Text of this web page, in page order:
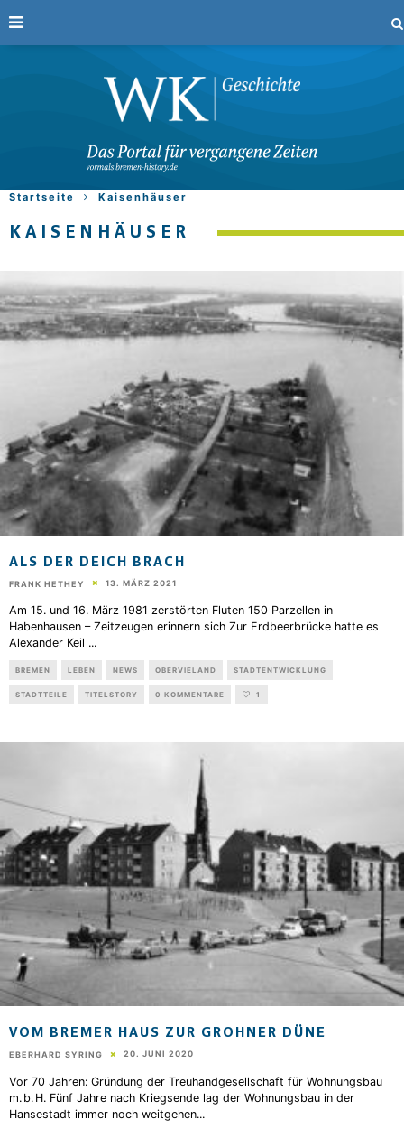
Startseite Kaisenhäuser
KAISENHÄUSER
ALS DER DEICH BRACH
FRANK HETHEY 13. MÄRZ 2021
Am 15. und 16. März 1981 zerstörten Fluten 150 Parzellen in
Habenhausen – Zeitzeugen erinnern sich Zur Erdbeerbrücke hatte es
Alexander Keil ...
BREMEN LEBEN NEWS OBERVIELAND STADTENTWICKLUNG
STADTTEILE TITELSTORY 0 KOMMENTARE 1
VOM BREMER HAUS ZUR GROHNER DÜNE
EBERHARD SYRING 20. JUNI 2020
Vor 70 Jahren: Gründung der Treuhandgesellschaft für Wohnungsbau
m. b. H. Fünf Jahre nach Kriegsende lag der Wohnungsbau in der
Hansestadt immer noch weitgehen...